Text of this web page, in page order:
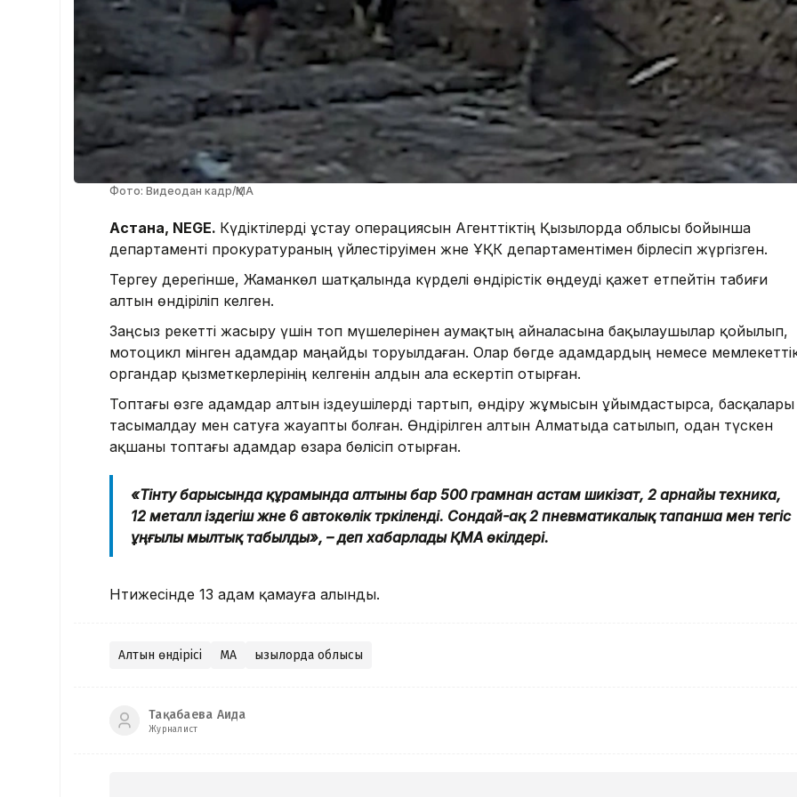
Фото: Видеодан кадр/ҚМА
Астана, NEGE. Күдіктілерді ұстау операциясын Агенттіктің Қызылорда облысы бойынша
департаменті прокуратураның үйлестіруімен және ҰҚК департаментімен бірлесіп жүргізген.
Тергеу дерегінше, Жаманкөл шатқалында күрделі өндірістік өңдеуді қажет етпейтін табиғи
алтын өндіріліп келген.
Заңсыз әрекетті жасыру үшін топ мүшелерінен аумақтың айналасына бақылаушылар қойылып,
мотоцикл мінген адамдар маңайды торуылдаған. Олар бөгде адамдардың немесе
органдар қызметкерлерінің келгенін алдын ала ескертіп отырған.
Топтағы өзге адамдар алтын іздеушілерді тартып, өндіру жұмысын ұйымдастырса, басқалары
тасымалдау мен сатуға жауапты болған. Өндірілген алтын Алматыда сатылып, одан түскен
ақшаны топтағы адамдар өзара бөлісіп отырған.
«Тінту барысында құрамында алтыны бар 500 грамнан астам шикізат, 2 арнайы техника,
12 металл іздегіш және 6 автокөлік тәркіленді. Сондай-ақ 2 пневматикалық тапанша мен тегіс
ұңғылы мылтық табылды», – деп хабарлады ҚМА өкілдері.
Нәтижесінде 13 адам қамауға алынды.
Алтын өндірісі ҚМА Қызылорда облысы
Тақабаева Аида
Журналист